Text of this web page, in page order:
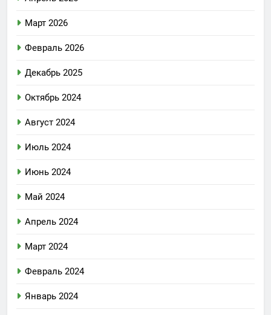
Март 2026
Февраль 2026
Декабрь 2025
Октябрь 2024
Август 2024
Июль 2024
Июнь 2024
Май 2024
Апрель 2024
Март 2024
Февраль 2024
Январь 2024